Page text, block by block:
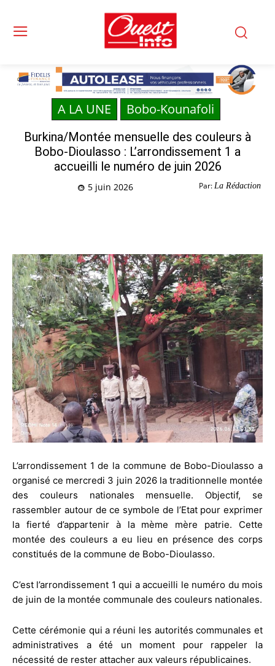
A LA UNE Bobo-Kounafoli
Burkina/Montée mensuelle des couleurs à
Bobo-Dioulasso : L’arrondissement 1 a
accueilli le numéro de juin 2026
Par: La Rédaction
5 juin 2026
L’arrondissement 1 de la commune de Bobo-Dioulasso a
organisé ce mercredi 3 juin 2026 la traditionnelle montée
des couleurs nationales mensuelle. Objectif, se
rassembler autour de ce symbole de l’Etat pour exprimer
la fierté d’appartenir à la mème mère patrie. Cette
montée des couleurs a eu lieu en présence des corps
constitués de la commune de Bobo-Dioulasso.
‎C’est l’arrondissement 1 qui a accueilli le numéro du mois
de juin de la montée communale des couleurs nationales.
Cette cérémonie qui a réuni les autorités communales et
administratives a été un moment pour rappeler la
nécessité de rester attacher aux valeurs républicaines.